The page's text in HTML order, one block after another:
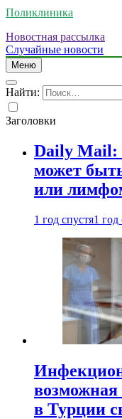
Поликлиника
Новостная рассылка
Случайные новости
Меню
Найти:
Заголовки
Daily Mail:
может
или
1 год спустя1 год
в Турции